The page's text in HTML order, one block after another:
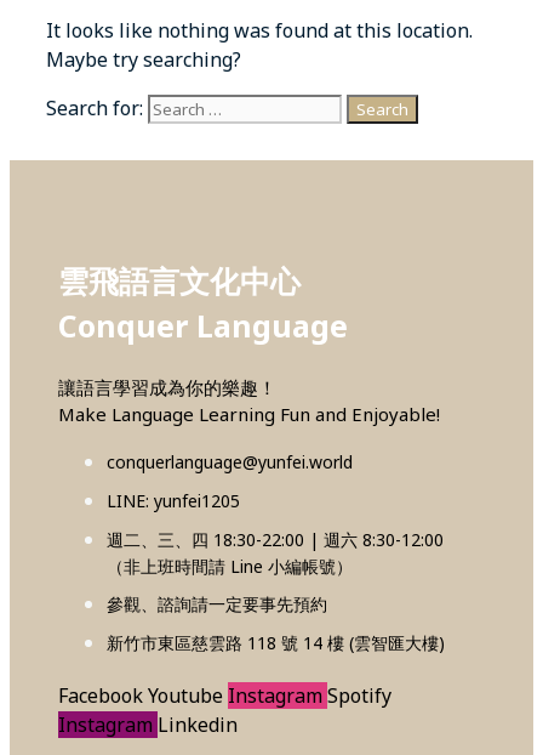
It looks like nothing was found at this location.
Maybe try searching?
Search for:
雲飛語言文化中心
Conquer Language
讓語言學習成為你的樂趣！
Make Language Learning Fun and Enjoyable!
conquerlanguage@yunfei.world
LINE: yunfei1205
週二、三、四 18:30-22:00 | 週六 8:30-12:00
（非上班時間請 Line 小編帳號）
參觀、諮詢請一定要事先預約
新竹市東區慈雲路 118 號 14 樓 (雲智匯大樓)
FacebookYoutube InstagramSpotify
Instagram Linkedin